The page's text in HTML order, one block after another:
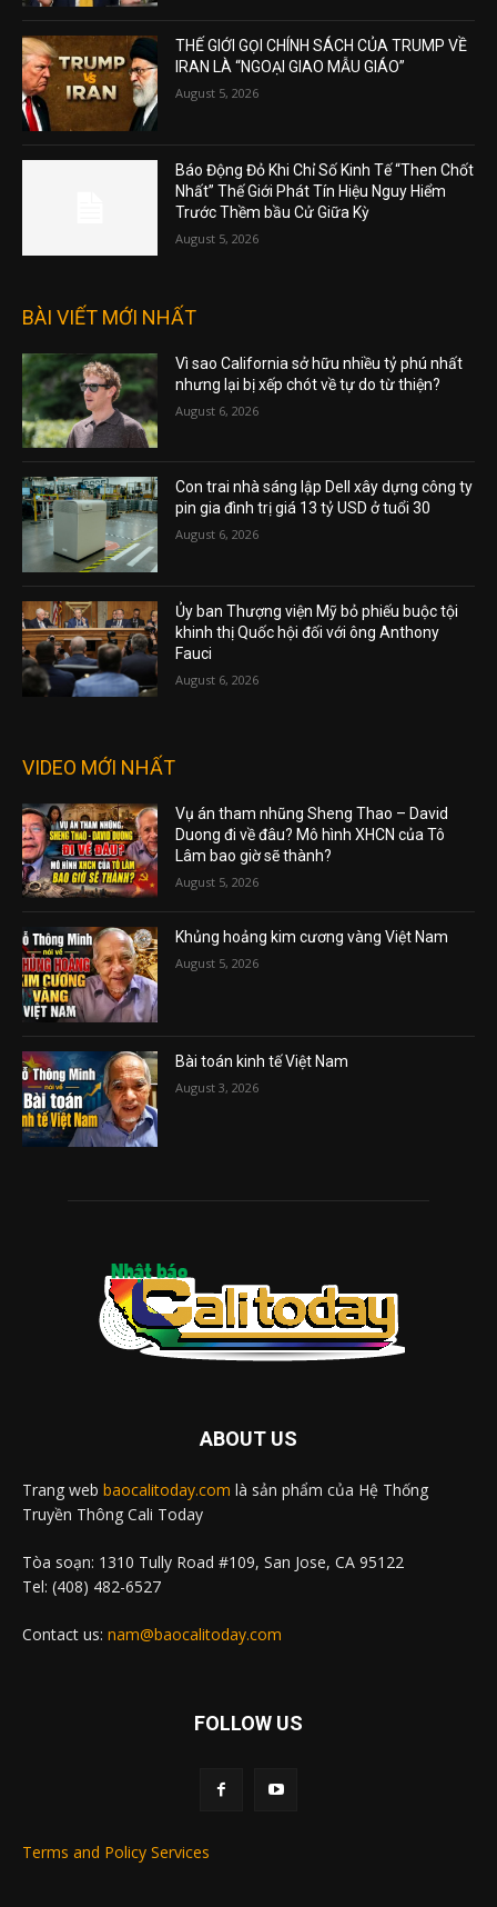
THẾ GIỚI GỌI CHÍNH SÁCH CỦA TRUMP VỀ
IRAN LÀ “NGOẠI GIAO MẪU GIÁO”
August 5, 2026
Báo Động Đỏ Khi Chỉ Số Kinh Tế “Then Chốt
Nhất” Thế Giới Phát Tín Hiệu Nguy Hiểm
Trước Thềm bầu Cử Giữa Kỳ
August 5, 2026
BÀI VIẾT MỚI NHẤT
Vì sao California sở hữu nhiều tỷ phú nhất
nhưng lại bị xếp chót về tự do từ thiện?
August 6, 2026
Con trai nhà sáng lập Dell xây dựng công ty
pin gia đình trị giá 13 tỷ USD ở tuổi 30
August 6, 2026
Ủy ban Thượng viện Mỹ bỏ phiếu buộc tội
khinh thị Quốc hội đối với ông Anthony
Fauci
August 6, 2026
VIDEO MỚI NHẤT
Vụ án tham nhũng Sheng Thao – David
Duong đi về đâu? Mô hình XHCN của Tô
Lâm bao giờ sẽ thành?
August 5, 2026
Khủng hoảng kim cương vàng Việt Nam
August 5, 2026
Bài toán kinh tế Việt Nam
August 3, 2026
ABOUT US
Trang web baocalitoday.com là sản phẩm của Hệ Thống
Truyền Thông Cali Today
Tòa soạn: 1310 Tully Road #109, San Jose, CA 95122
Tel: (408) 482-6527
Contact us: nam@baocalitoday.com
FOLLOW US
Terms and Policy Services